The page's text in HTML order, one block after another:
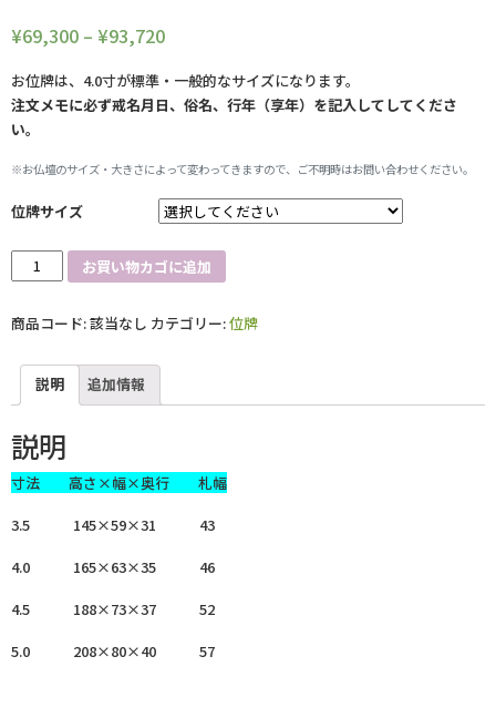
¥69,300 – ¥93,720
お位牌は、4.0寸が標準・一般的なサイズになります。
注文メモに必ず戒名月日、俗名、行年（享年）を記入してしてくださ
い。
※お仏壇のサイズ・大きさによって変わってきますので、ご不明時はお問い合わせください。
位牌サイズ
牌
面
【か
な
で】
桜
個
お買い物カゴに追加
商品コード:該当なし カテゴリー:位牌
説明 追加情報
説明
寸法 高さ×幅×奥行 札幅
3.5 145×59×31 43
4.0 165×63×35 46
4.5 188×73×37 52
5.0 208×80×40 57